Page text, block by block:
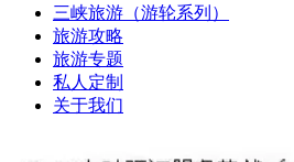
三峡旅游（游轮系列）
旅游攻略
旅游专题
私人定制
关于我们